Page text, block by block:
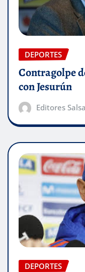
DEPORTES
Contragolpe
con Jesurún
Editores
DEPORTES